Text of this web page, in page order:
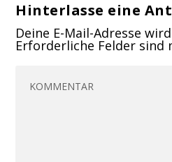
Hinterlasse eine
Deine E-Mail-Adresse
Erforderliche Felder